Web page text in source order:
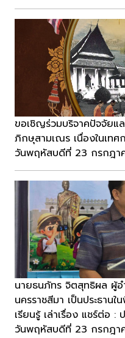
ขอเชิญร่วมบริจาคปัจจัย
ภิกษุสามเณร เนื่องในเท
วันพฤหัสบดีที่ 23 กรกฎา
นายธนภัทร จิตสุทธิผล ผู้
นครราชสีมา เป็นประธาน
เรียนรู้ เล่าเรื่อง แชร์ต่อ :
วันพฤหัสบดีที่ 23 กรกฎา